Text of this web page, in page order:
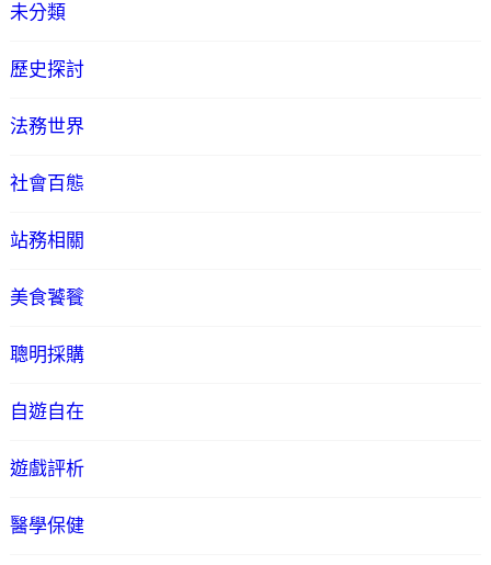
未分類
歷史探討
法務世界
社會百態
站務相關
美食饕餮
聰明採購
自遊自在
遊戲評析
醫學保健